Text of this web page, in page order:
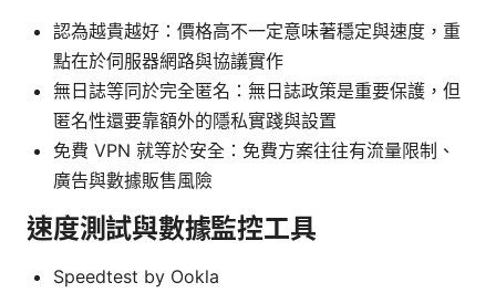
認為越貴越好：價格高不一定意味著穩定與速度，重
點在於伺服器網路與協議實作
無日誌等同於完全匿名：無日誌政策是重要保護，但
匿名性還要靠額外的隱私實踐與設置
免費 VPN 就等於安全：免費方案往往有流量限制、
廣告與數據販售風險
速度測試與數據監控工具
Speedtest by Ookla